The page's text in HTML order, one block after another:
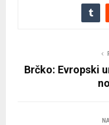
Brčko: Evropski